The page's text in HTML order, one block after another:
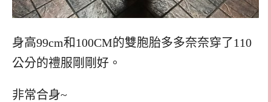
身高99cm和100CM的雙胞胎多多奈奈穿了110
公分的禮服剛剛好。
非常合身~